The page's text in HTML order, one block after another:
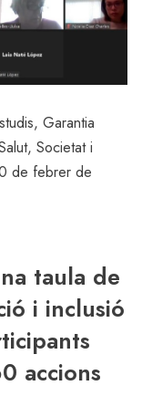
, Garantia
, Societat i
de febrer de
taula de
i inclusió
accions